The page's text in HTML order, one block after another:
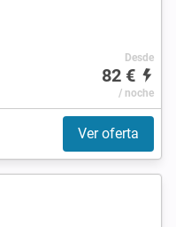
Desde
82 €
/ noche
Ver oferta